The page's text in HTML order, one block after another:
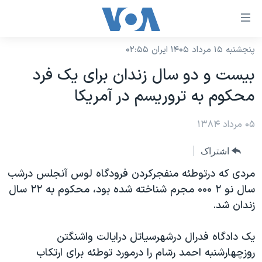
لینکهای
دسترسی
جهش
محتوای
اصلی
اصلی
جهش
به
جستجو
نسخه سبک وب‌سایت
موضوع ها
ایران
آمریکا
جهان
ورزشی
گزیده‌ها
ویژه برنامه‌ها
ویدیوها
برنامه های تلویزیونی
جدول برنامه ها
صفحه‌های ویژه
جام جهانی ۲۰۲۶
عملیات خشم حماسی
۲۵۰سالگی آمریکا
بایگانی برنامه‌های تلویزیونی
فرکانس‌های صدای آمریکا
پخش رادیویی
یادگیری زبان انگلیسی
پنجشنبه ۱۵ مرداد ۱۴۰۵ ایران ۰۲:۵۵
بيست و دو سال زندان برای يک فرد
محکوم به تروريسم در آمريکا
۰۵ مرداد ۱۳۸۴
اشتراک
مردی که درتوطئه منفجرکردن فرودگاه لوس آنجلس درشب
سال نو ۲ ۰۰۰ مجرم شناخته شده بود، محکوم به ۲۲ سال
زندان شد.
يک دادگاه فدرال درشهرسياتل درايالت واشنگتن
روزچهارشنبه احمد رسّام را درمورد توطئه برای ارتکاب